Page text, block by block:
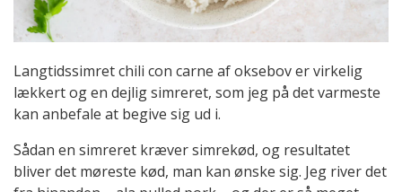
Langtidssimret chili con carne af oksebov er virkelig
lækkert og en dejlig simreret, som jeg på det varmeste
kan anbefale at begive sig ud i.
Sådan en simreret kræver simrekød, og resultatet
bliver det møreste kød, man kan ønske sig. Jeg river det